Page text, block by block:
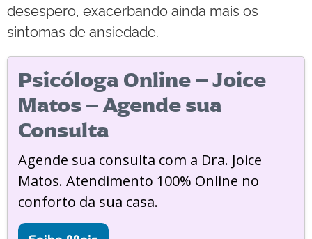
desespero, exacerbando ainda mais os
sintomas de ansiedade.
Psicóloga Online – Joice
Matos – Agende sua
Consulta
Agende sua consulta com a Dra. Joice
Matos. Atendimento 100% Online no
conforto da sua casa.